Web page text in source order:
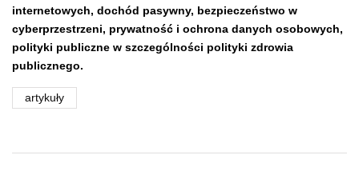
internetowych, dochód pasywny, bezpieczeństwo w
cyberprzestrzeni, prywatność i ochrona danych osobowych,
polityki publiczne w szczególności polityki zdrowia
publicznego.
artykuły